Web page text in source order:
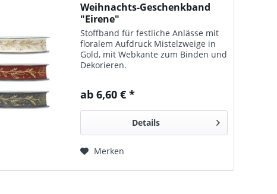
Weihnachts-Geschenkband
"Eirene"
Stoffband für fest­liche An­lässe mit
floral­em Auf­druck Mistel­zweige in
Gold, mit Web­kante zum Bin­den und
Dekorieren.
ab 6,60 € *
Details
Merken